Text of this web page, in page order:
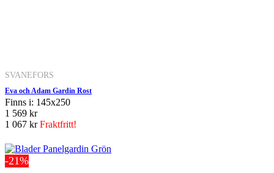
SVANEFORS
Eva och Adam Gardin Rost
Finns i: 145x250
1 569 kr
1 067 krFraktfritt!
-21%